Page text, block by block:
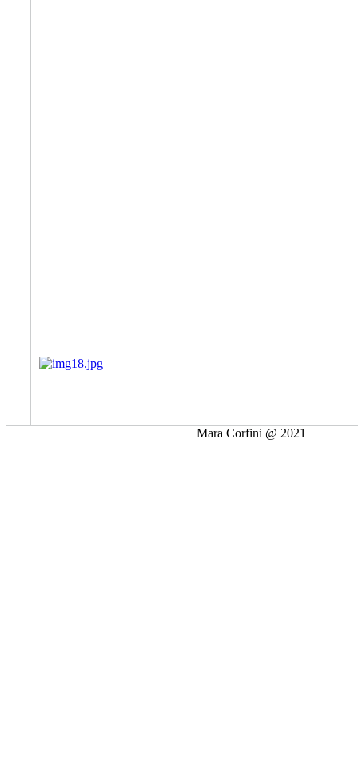
Mara Corfini @ 2021